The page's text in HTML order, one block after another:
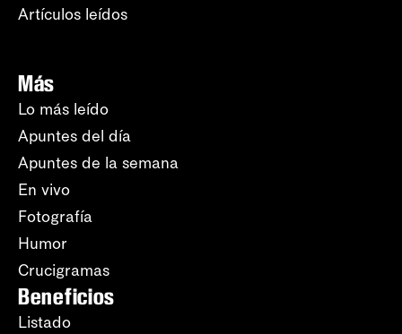
Artículos leídos
Más
Lo más leído
Apuntes del día
Apuntes de la semana
En vivo
Fotografía
Humor
Crucigramas
Beneficios
Listado